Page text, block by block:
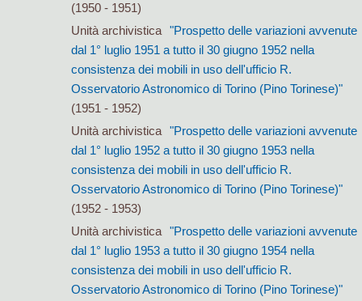
(1950 - 1951)
Unità archivistica
"Prospetto delle variazioni avvenute
dal 1° luglio 1951 a tutto il 30 giugno 1952 nella
consistenza dei mobili in uso dell'ufficio R.
Osservatorio Astronomico di Torino (Pino Torinese)"
(1951 - 1952)
Unità archivistica
"Prospetto delle variazioni avvenute
dal 1° luglio 1952 a tutto il 30 giugno 1953 nella
consistenza dei mobili in uso dell'ufficio R.
Osservatorio Astronomico di Torino (Pino Torinese)"
(1952 - 1953)
Unità archivistica
"Prospetto delle variazioni avvenute
dal 1° luglio 1953 a tutto il 30 giugno 1954 nella
consistenza dei mobili in uso dell'ufficio R.
Osservatorio Astronomico di Torino (Pino Torinese)"